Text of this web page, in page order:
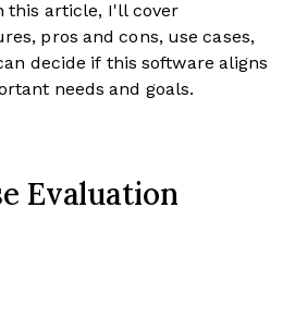
this article, I'll cover
pros and cons, use cases,
decide if this software aligns
needs and goals.
Evaluation